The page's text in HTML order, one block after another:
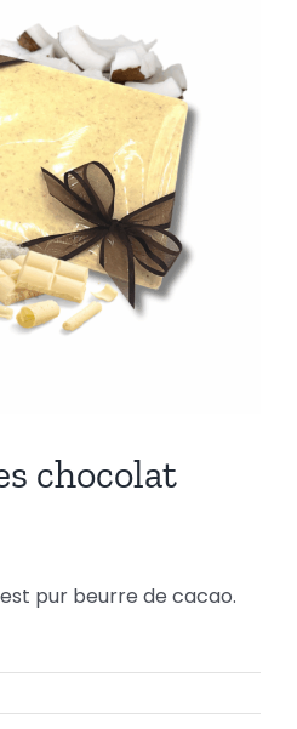
chocolat
chocolat
pur beurre de cacao.